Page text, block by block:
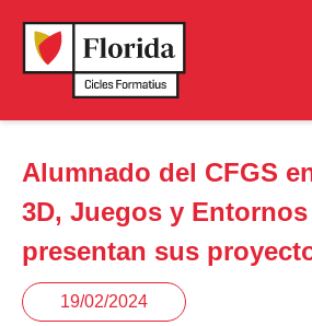
Alumnado del CFGS
3D, Juegos y
presentan sus
19/02/2024